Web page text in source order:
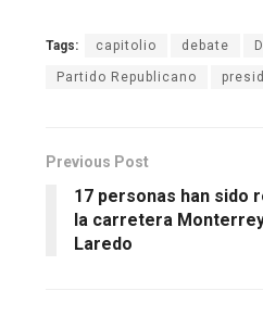
Tags: capitolio debate
Partido Republicano
Previous Post
17 personas han sido
la carretera
Laredo